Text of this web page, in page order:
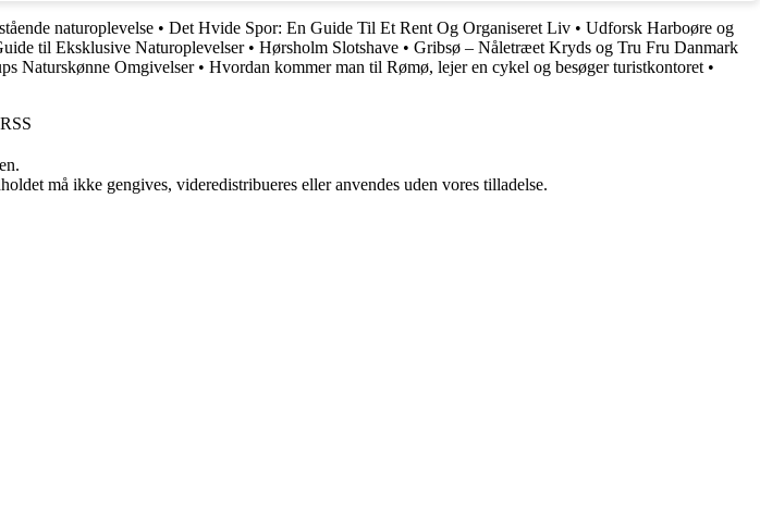
naturoplevelse • Det Hvide Spor: En Guide Til Et Rent Og Organiseret Liv • Udforsk Harboøre og
til Eksklusive Naturoplevelser• Hørsholm Slotshave • Gribsø – Nåletræet Kryds og Tru Fru Danmark
Naturskønne Omgivelser• Hvordan kommer man til Rømø, lejer en cykel og besøger turistkontoret •
RSS
må ikke gengives, videredistribueres eller anvendes uden vores tilladelse.